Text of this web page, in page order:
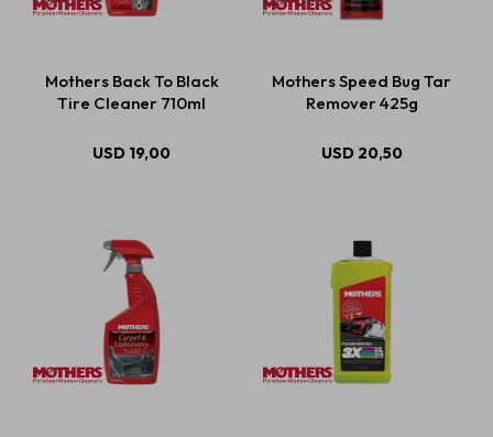
Mothers Back To Black
Tire Cleaner 710ml
USD 19,00
Mothers Speed Bug Tar
Remover 425g
USD 20,50